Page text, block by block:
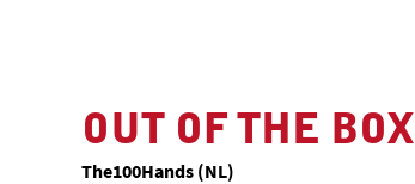
OUT OF THE BOX
The100Hands (NL)